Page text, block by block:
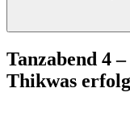
Tanzabend 4
Thikwas